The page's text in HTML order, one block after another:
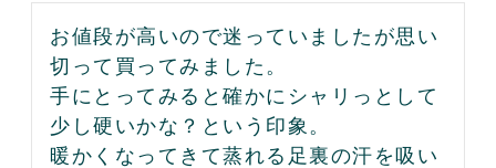
お値段が高いので迷っていましたが思い
切って買ってみました。
手にとってみると確かにシャリっとして
少し硬いかな？という印象。
暖かくなってきて蒸れる足裏の汗を吸い